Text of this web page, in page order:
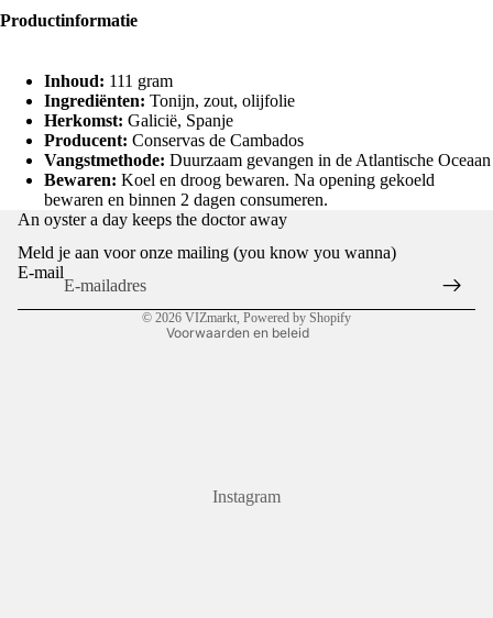
AFBEELDING
VOLLEDIG
SCHERM
Productinformatie
Inhoud: 111 gram
Ingrediënten: Tonijn, zout, olijfolie
Herkomst: Galicië, Spanje
Producent: Conservas de Cambados
Vangstmethode: Duurzaam gevangen in de Atlantische Oceaan
Bewaren: Koel en droog bewaren. Na opening gekoeld
bewaren en binnen 2 dagen consumeren.
An oyster a day keeps the doctor away
Meld je aan voor onze mailing (you know you wanna)
E-mail
© 2026 VIZmarkt, Powered by Shopify
Voorwaarden en beleid
Privacybeleid
Terugbetalingsbeleid
Algemene voorwaarden
Contactgegevens
Instagram